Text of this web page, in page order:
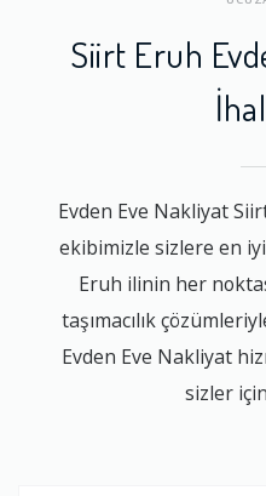
Siirt Eruh
Evden Eve Nakliyat
ekibimizle sizlere en
Eruh ilinin her
taşımacılık
Evden Eve Nakliyat
sizler